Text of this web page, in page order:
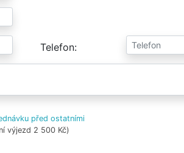
Telefon
před ostatními
výjezd 2 500 Kč)